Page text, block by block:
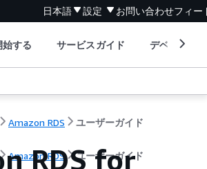
日本語 設定 お問い合わせフィー
始する サービスガイド デベロッパ
Amazon RDS ユーザーガイド
Amazon RDS ユーザーガイド
RDS for